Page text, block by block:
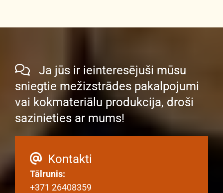
 Ja jūs ir ieinteresējuši mūsu
sniegtie mežizstrādes pakalpojumi
vai kokmateriālu produkcija, droši
sazinieties ar mums!
 Kontakti
Tālrunis:
+371 26408359